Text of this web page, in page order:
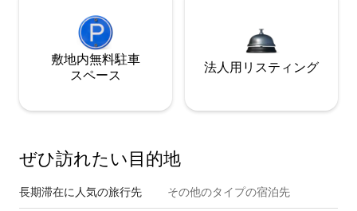
敷地内無料駐⁠車
ス⁠ペ⁠ー⁠ス
法人用リスティング
ぜひ訪⁠れ⁠た⁠い目⁠的⁠地
長期滞在に人気の旅行先 その他のタ⁠イ⁠プ⁠の宿⁠泊⁠先